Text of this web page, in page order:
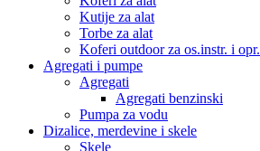
Kutije za alat
Torbe za alat
Koferi outdoor za os.instr. i opr.
Agregati i pumpe
Agregati
Agregati benzinski
Pumpa za vodu
Dizalice, merdevine i skele
Skele